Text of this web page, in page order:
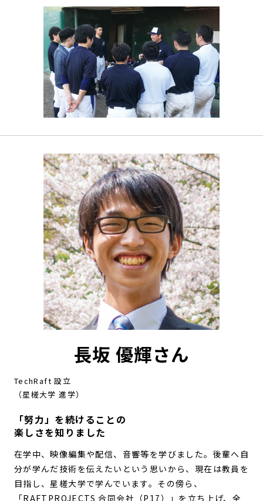
長坂 優輝さん
TechRaft 設立
（星槎大学 進学）
「努力」を続けることの
楽しさを知りました
在学中、映像編集や配信、音響等を学びました。後輩へ自
分が学んだ技術を伝えたいという思いから、現在は教員を
目指し、星槎大学で学んでいます。その傍ら、
「RAFTPROJECTS 合同会社（P17）」を立ち上げ、全